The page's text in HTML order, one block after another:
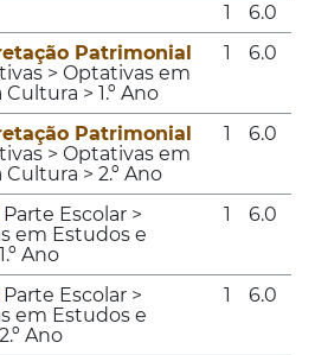
1
6.0
Patrimonial
> Optativas em
> 1.º Ano
1 6.0
Patrimonial
> Optativas em
> 2.º Ano
1 6.0
Parte Escolar >
em Estudos e
Ano
1 6.0
Parte Escolar >
em Estudos e
Ano
1 6.0